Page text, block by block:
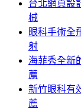
台北網頁設
械
眼科手術全
射
海菲秀全新
薦
新竹眼科有
薦